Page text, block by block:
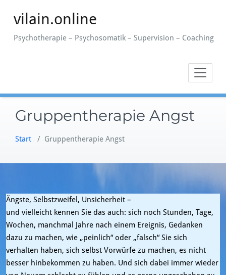
Inhaltvilain.online
Psychotherapie – Psychosomatik – Supervision – Coaching
Gruppentherapie Angst
Start / Gruppentherapie Angst
Ängste, Selbstzweifel, Unsicherheit –
und vielleicht kennen Sie das auch: sich noch Stunden, Tage,
Wochen, manchmal Jahre nach einem Ereignis, Gedanken
dazu zu machen, wie „peinlich“ oder „falsch“ Sie sich
verhalten haben, sich selbst Vorwürfe zu machen, es nicht
besser hinbekommen zu haben. Und sich dabei immer wieder